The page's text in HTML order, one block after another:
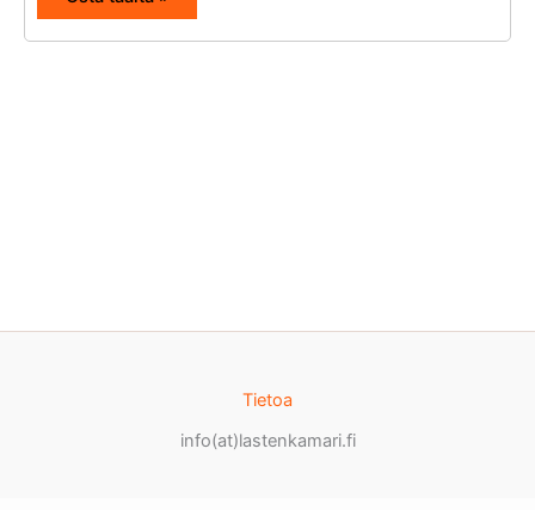
Tietoa
info(at)lastenkamari.fi